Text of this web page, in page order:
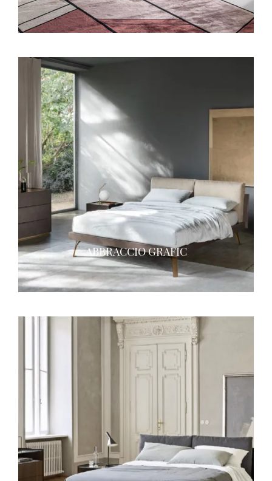
ABBRACCIO GRAFIC